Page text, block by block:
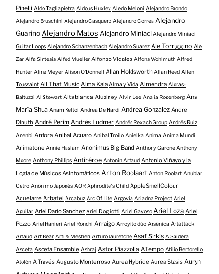
Pinelli Aldo Tagliapietra Aldous Huxley Aledo Meloni Alejandro Brondo
Alejandro Bruschini Alejandro Casquero Alejandro Correa Alejandro
GuarinoAlejandro Matos Alejandro Miniaci Alejandro Miniaci
Guitar Loops Alejandro Schanzenbach Alejandro Suarez Ale Torriggino Ale
Zar Alfa Sintesis Alfed Mueller Alfonso Vidales Alfons Wohlmuth Alfred
Hunter Aline Meyer Alison O​’​Donnell Allan Holdsworth Allan Reed Allen
Toussaint All That Music Alma Kala Alma y Vida Almendra Aloras-
Baltuzzi Al Stewart Altablanca Aluziney Alvin Lee Analía Rosenberg Ana
María Shua Anam Keltoi Andrea De Nardi Andrea Gonzalez Andre
Dinuth André Perim Andrés Ludmer Andrés Rexach Group Andrés Ruiz
Anenbi Anfora Anibal Acuaro Anibal Troilo Anielka Anima Anima Mundi
Animatone Annie Haslam Anonimus Big Band Anthony Garone Anthony
Moore Anthony Phillips Antihéroe Antonin Artaud Antonio Viñayo y la
Logia de Músicos Asintomáticos Anton Roolaart Anton Roolart Anublar
Cetro Anónimo Japonés AOR Aphrodite's Child AppleSmellColour
Aquelarre Arbatel Arcabuz Arc Of Life Argovia Ariadna Project Ariel
Aguilar Ariel Darío Sanchez Ariel Dogliotti Ariel Gayoso Ariel Loza Ariel
Pozzo Ariel Ranieri Ariel Ronchi Arraigo Arroyito dúo Arsénica Artattack
Artaud Art Bear Arti & Mestieri Arturo Jauretche Asaf Sirkis A Saidera
Asceta Asceta Ensamble Ashraj Astor Piazzolla ATempo Atilio Bertorello
Atolón A Través Augusto Monterroso Aurea Hybride Aurea Stasis Auryn